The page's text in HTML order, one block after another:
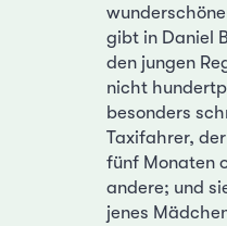
gibt in Daniel
den jungen
nicht
besonders
Taxifahrer,
fünf Monaten
andere; und
jenes